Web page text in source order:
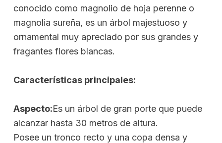
conocido como magnolio de hoja perenne o
magnolia sureña, es un árbol majestuoso y
ornamental muy apreciado por sus grandes y
fragantes flores blancas.
Características principales:
Aspecto:Es un árbol de gran porte que puede
alcanzar hasta 30 metros de altura.
Posee un tronco recto y una copa densa y